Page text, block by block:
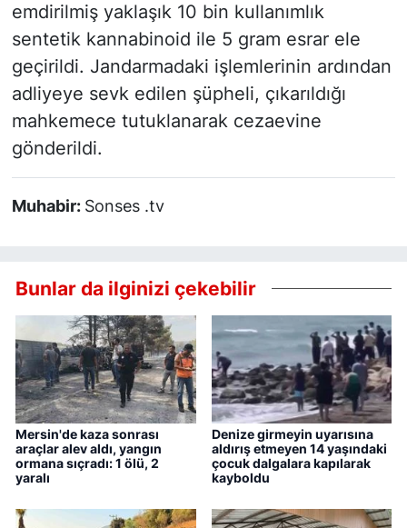
emdirilmiş yaklaşık 10 bin kullanımlık
sentetik kannabinoid ile 5 gram esrar ele
geçirildi. Jandarmadaki işlemlerinin ardından
adliyeye sevk edilen şüpheli, çıkarıldığı
mahkemece tutuklanarak cezaevine
gönderildi.
Muhabir: Sonses .tv
Bunlar da ilginizi çekebilir
Mersin'de kaza sonrası
araçlar alev aldı, yangın
ormana sıçradı: 1 ölü, 2
yaralı
Denize girmeyin uyarısına
aldırış etmeyen 14 yaşındaki
çocuk dalgalara kapılarak
kayboldu